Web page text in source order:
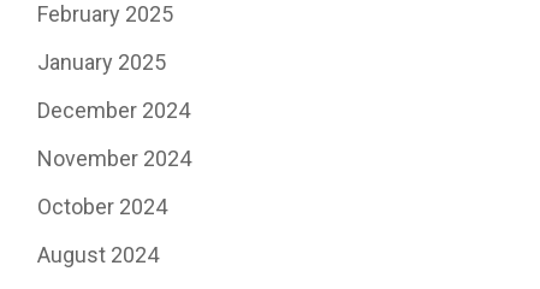
February 2025
January 2025
December 2024
November 2024
October 2024
August 2024